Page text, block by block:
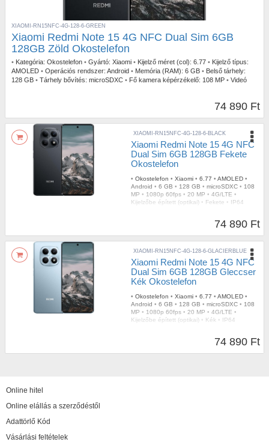
XIAOMI-RN15NFC-4G-128-6-GREEN
Xiaomi Redmi Note 15 4G NFC Dual Sim 6GB
128GB Zöld Okostelefon
• Kategória: Okostelefon • Gyártó: Xiaomi • Kijelző méret (col): 6.77 • Kijelző típus:
AMOLED • Operációs rendszer: Android • Memória (RAM): 6 GB • Belső tárhely:
128 GB • Tárhely bővítés: microSDXC • Fő kamera képérzékelő: 108 MP • Videó
74 890 Ft
XIAOMI-RN15NFC-4G-128-6-BLACK
Xiaomi Redmi Note 15 4G NFC
Dual Sim 6GB 128GB Fekete
Okostelefon
• Okostelefon • Xiaomi • 6.77 • AMOLED •
Android • 6 GB • 128 GB • microSDXC • 108
MP • 1080p 60fps • 20 MP • 4G/LTE •
Kijelzőbe épített (optikai) • Fekete • IP64
74 890 Ft
XIAOMI-RN15NFC-4G-128-6-GLACIERBLUE
Xiaomi Redmi Note 15 4G NFC
Dual Sim 6GB 128GB Gleccser
Kék Okostelefon
• Okostelefon • Xiaomi • 6.77 • AMOLED •
Android • 6 GB • 128 GB • microSDXC • 108
MP • 1080p 60fps • 20 MP • 4G/LTE •
Kijelzőbe épített (optikai) • Kék • IP64
74 890 Ft
Online hitel
Online elállás a szerződéstől
Adattörlő Kód
Vásárlási feltételek